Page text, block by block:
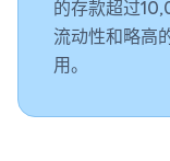
的存款超过
流动性和略高
用。